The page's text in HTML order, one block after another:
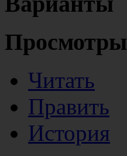
Просмотры
Читать
Править
История